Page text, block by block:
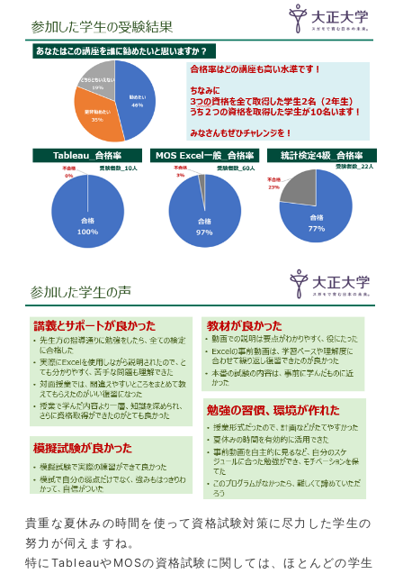
貴重な夏休みの時間を使って資格試験対策に尽力した学生の
努力が伺えますね。
特に Tableauや MOSの資格試験に関しては、ほとんどの学生